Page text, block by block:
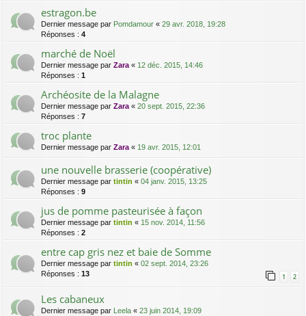
estragon.be
Dernier message par Pomdamour « 29 avr. 2018, 19:28
Réponses : 4
marché de Noël
Dernier message par Zara « 12 déc. 2015, 14:46
Réponses : 1
Archéosite de la Malagne
Dernier message par Zara « 20 sept. 2015, 22:36
Réponses : 7
troc plante
Dernier message par Zara « 19 avr. 2015, 12:01
une nouvelle brasserie (coopérative)
Dernier message par tintin « 04 janv. 2015, 13:25
Réponses : 9
jus de pomme pasteurisée à façon
Dernier message par tintin « 15 nov. 2014, 11:56
Réponses : 2
entre cap gris nez et baie de Somme
Dernier message par tintin « 02 sept. 2014, 23:26
Réponses : 13 1 2
Les cabaneux
Dernier message par Leela « 23 juin 2014, 19:09